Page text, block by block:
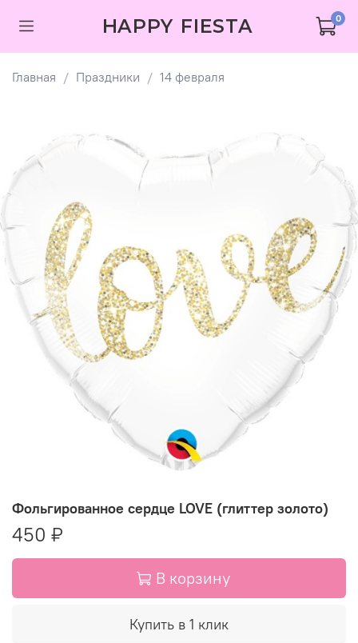
HAPPY FIESTA 0
Главная Праздники 14 февраля
Фольгированное сердце LOVE (глиттер золото)
450 ₽
В корзину
Купить в 1 клик